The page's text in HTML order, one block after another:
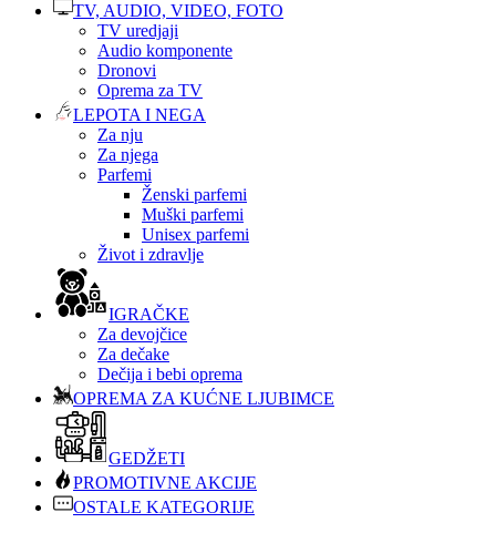
TV, AUDIO, VIDEO, FOTO
TV uredjaji
Audio komponente
Dronovi
Oprema za TV
LEPOTA I NEGA
Za nju
Za njega
Parfemi
Ženski parfemi
Muški parfemi
Unisex parfemi
Život i zdravlje
IGRAČKE
Za devojčice
Za dečake
Dečija i bebi oprema
OPREMA ZA KUĆNE LJUBIMCE
GEDŽETI
PROMOTIVNE AKCIJE
OSTALE KATEGORIJE